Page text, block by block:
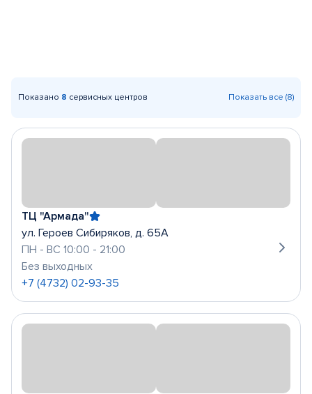
Показано 8 сервисных центров Показать все (8)
ТЦ "Армада"
ул. Героев Сибиряков, д. 65А
ПН - ВС 10:00 - 21:00
Без выходных
+7 (4732) 02-93-35